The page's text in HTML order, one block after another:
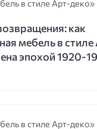
в стиле Арт-деко»
как
мебель в
эпохой 1920-
в стиле Арт-деко»